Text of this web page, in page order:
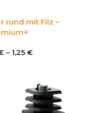
rund mit Filz –
– 1,25€